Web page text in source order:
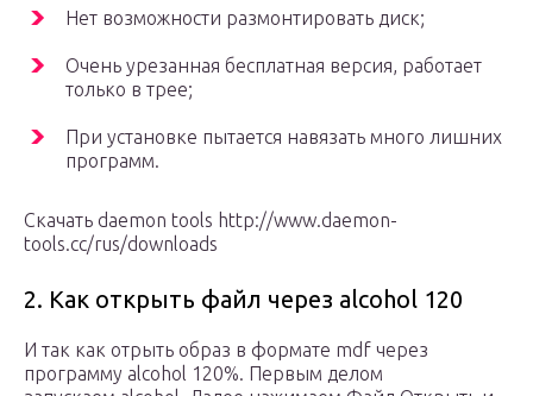
Нет возможности размонтировать диск;
Очень урезанная бесплатная версия, работает
только в трее;
При установке пытается навязать много лишних
программ.
Скачать daemon tools http://www.daemon-
tools.cc/rus/downloads
2. Как открыть файл через alcohol 120
И так как отрыть образ в формате mdf через
программу alcohol 120%. Первым делом